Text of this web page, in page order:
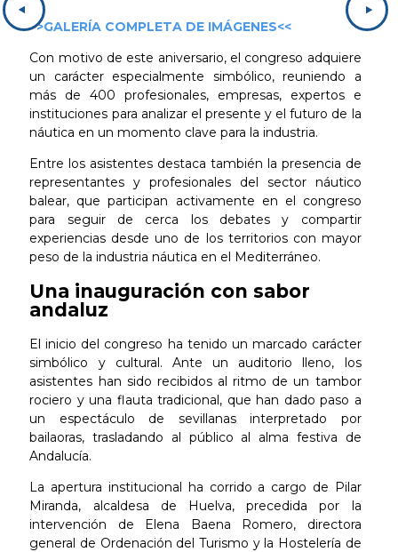
>>GALERÍA COMPLETA DE IMÁGENES<<
Con motivo de este aniversario, el congreso adquiere
un carácter especialmente simbólico, reuniendo a
más de 400 profesionales, empresas, expertos e
instituciones para analizar el presente y el futuro de la
náutica en un momento clave para la industria.
Entre los asistentes destaca también la presencia de
representantes y profesionales del sector náutico
balear, que participan activamente en el congreso
para seguir de cerca los debates y compartir
experiencias desde uno de los territorios con mayor
peso de la industria náutica en el Mediterráneo.
Una inauguración con sabor
andaluz
El inicio del congreso ha tenido un marcado carácter
simbólico y cultural. Ante un auditorio lleno, los
asistentes han sido recibidos al ritmo de un tambor
rociero y una flauta tradicional, que han dado paso a
un espectáculo de sevillanas interpretado por
bailaoras, trasladando al público al alma festiva de
Andalucía.
La apertura institucional ha corrido a cargo de Pilar
Miranda, alcaldesa de Huelva, precedida por la
intervención de Elena Baena Romero, directora
general de Ordenación del Turismo y la Hostelería de